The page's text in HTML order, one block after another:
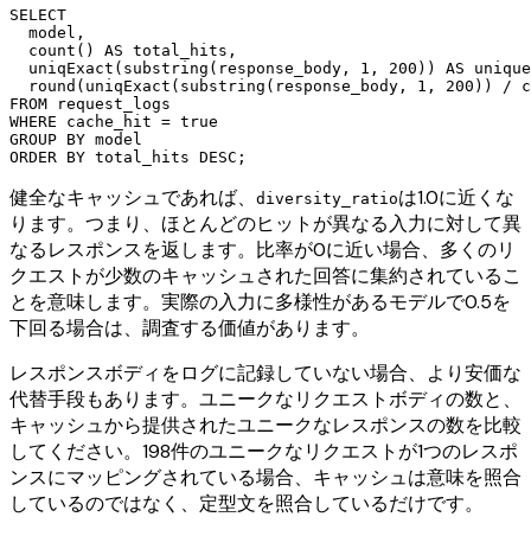
SELECT
  model,
  count() AS total_hits,
uniqExact(substring(response_body, 1, 200)) AS
round(uniqExact(substring(response_body, 1, 200)) /
FROM request_logs
WHERE cache_hit = true
GROUP BY model
健全なキャッシュであれば、 diversity_ratioは1.0に近くな
ります。つまり、ほとんどのヒットが異なる入力に対して異
なるレスポンスを返します。比率が0に近い場合、多くのリ
クエストが少数のキャッシュされた回答に集約されているこ
とを意味します。実際の入力に多様性があるモデルで0.5を
下回る場合は、調査する価値があります。
レスポンスボディをログに記録していない場合、より安価な
代替手段もあります。ユニークなリクエストボディの数と、
キャッシュから提供されたユニークなレスポンスの数を比較
してください。198件のユニークなリクエストが1つのレスポ
ンスにマッピングされている場合、キャッシュは意味を照合
しているのではなく、定型文を照合しているだけです。